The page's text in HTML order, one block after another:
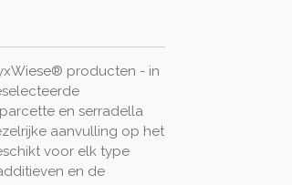
producten - in
en serradella
aanvulling op het
voor elk type
en de